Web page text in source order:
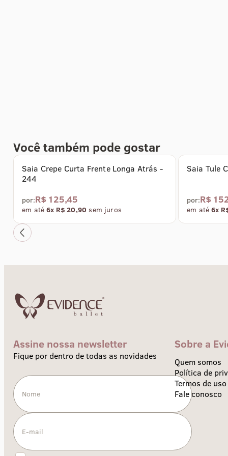
Você também pode gostar
Saia Crepe Curta Frente Longa Atrás -
244
por:R$ 125,45
em até6x R$ 20,90 sem juros
Coleção
Saia Tule
por:R$
em até6x
Assine nossa newsletter
Fique por dentro de todas as novidades
Sobre a
Quem somos
Política de
Termos de uso
Fale conosco